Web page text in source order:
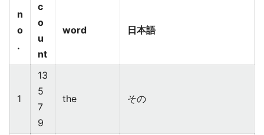
n
o
.
c
o
u
nt
word 日本語
1
13
5
7
9
the その